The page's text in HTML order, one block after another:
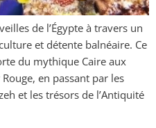
de l’Égypte à travers un
et détente balnéaire. Ce
du mythique Caire aux
en passant par les
et les trésors de l’Antiquité